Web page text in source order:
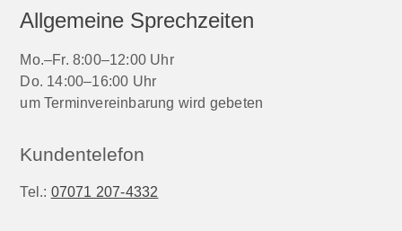
Allgemeine Sprechzeiten
Mo.–Fr. 8:00–12:00 Uhr
Do. 14:00–16:00 Uhr
um Terminvereinbarung wird gebeten
Kundentelefon
Tel.: 07071 207-4332